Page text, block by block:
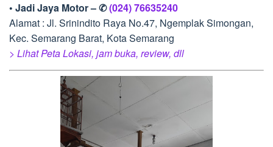
• Jadi Jaya Motor – ✆(024) 76635240
Alamat : Jl. Srinindito Raya No.47, Ngemplak Simongan,
Kec. Semarang Barat, Kota Semarang
> Lihat Peta Lokasi, jam buka, review, dll